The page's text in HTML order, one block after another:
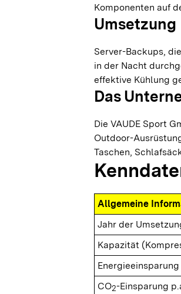
Komponenten auf
Umsetzung
Server-Backups,
in der Nacht
effektive Kühlung
Das
Die VAUDE Sport
Outdoor-
Taschen,
Allgemeine
Jahr der
Kapazität
Energieeinsparung
CO2-Einsparung